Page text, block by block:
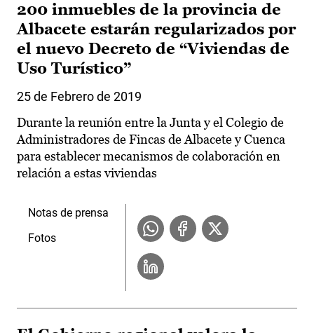
200 inmuebles de la provincia de
Albacete estarán regularizados por
el nuevo Decreto de “Viviendas de
Uso Turístico”
25 de Febrero de 2019
Durante la reunión entre la Junta y el Colegio de
Administradores de Fincas de Albacete y Cuenca
para establecer mecanismos de colaboración en
relación a estas viviendas
Notas de prensa
Fotos